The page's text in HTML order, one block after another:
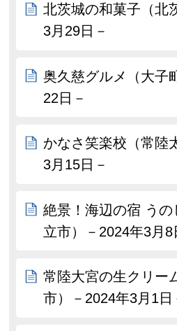
北茨城の和菓子（北
3月29日－
奥久慈グルメ（大子
22日－
かなさ笑楽校（常陸
3月15日－
絶景！海辺の宿 うの
立市）－2024年3月8
常陸大宮の生クリー
市）－2024年3月1日